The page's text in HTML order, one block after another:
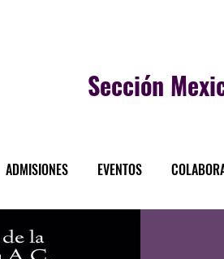
Sección
ADMISIONES EVENTOS